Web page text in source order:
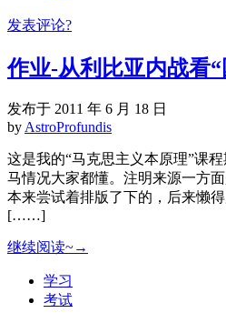
发表评论?
作业-从利比亚内战看
发布于 2011 年 6 月 18 日
byAstroProfundis
这是我的“马克思主义本原理”课
马情况大家都懂。注明来源一方
本来尝试着排版了下的，后来懒
[……]
继续阅读~→
学习
考试